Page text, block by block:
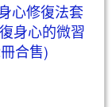
心修復法套
身心的微習
合售)